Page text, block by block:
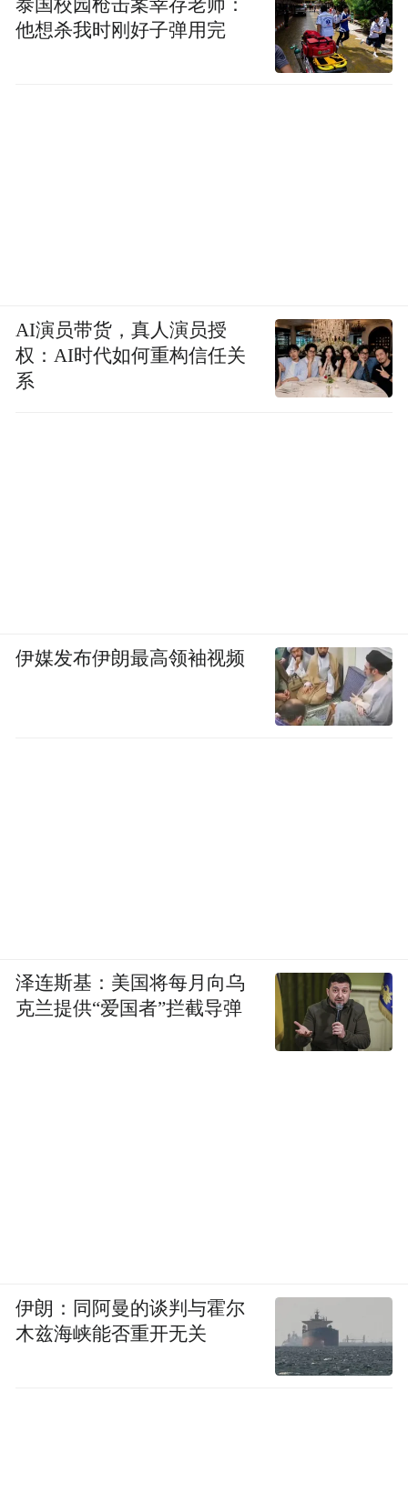
泰国校园枪击案幸存老师：
他想杀我时刚好子弹用完
AI演员带货，真人演员授
权：AI时代如何重构信任关
系
伊媒发布伊朗最高领袖视频
泽连斯基：美国将每月向乌
克兰提供“爱国者”拦截导弹
伊朗：同阿曼的谈判与霍尔
木兹海峡能否重开无关